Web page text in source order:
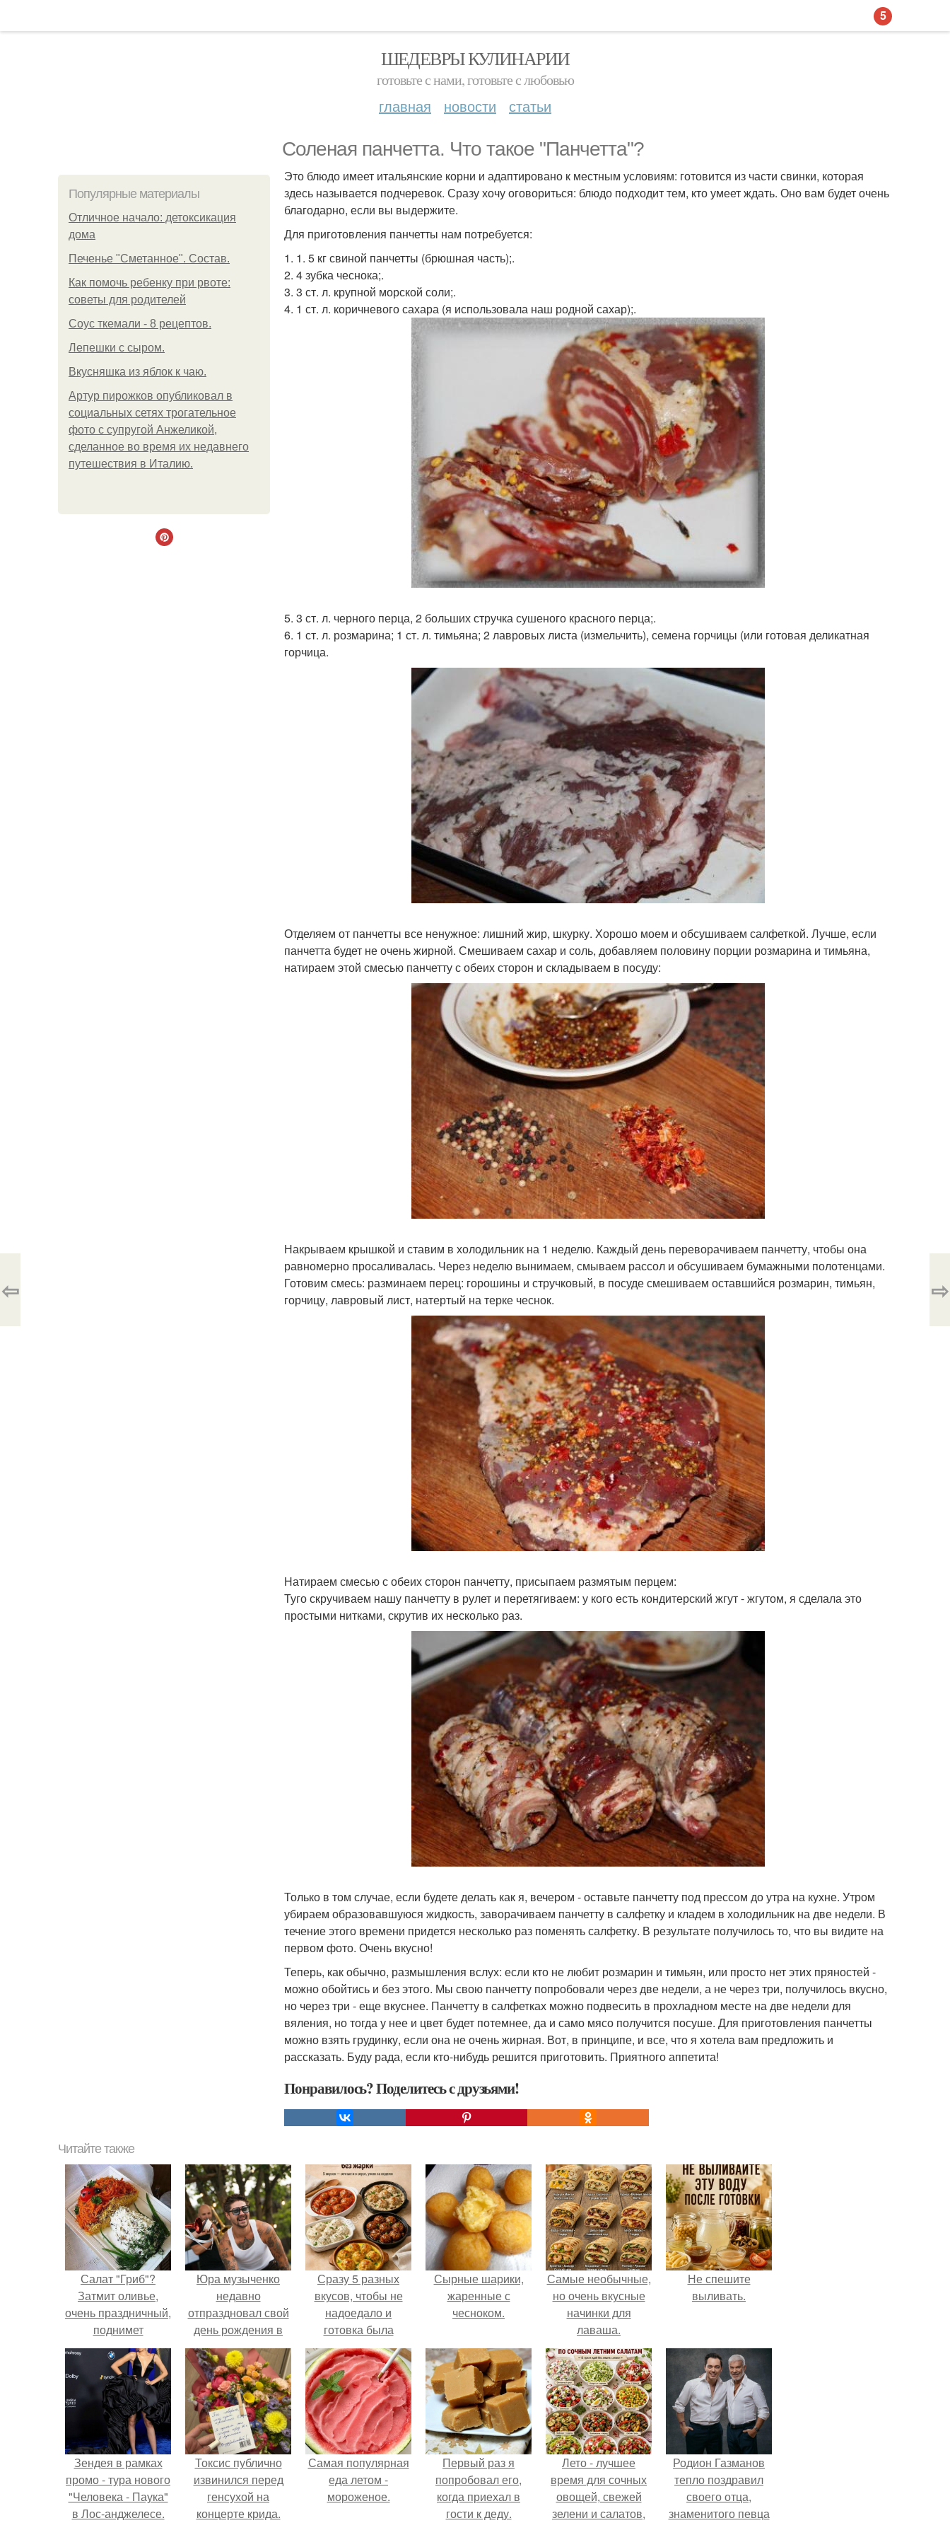
ШЕДЕВРЫ КУЛИНАРИИ
готовьте с нами, готовьте с любовью
главная новости статьи
Соленая панчетта. Что такое "Панчетта"?
Популярные материалы
Отличное начало: детоксикация
дома
Печенье "Сметанное". Состав.
Как помочь ребенку при рвоте:
советы для родителей
Соус ткемали - 8 рецептов.
Лепешки с сыром.
Вкусняшка из яблок к чаю.
Артур пирожков опубликовал в
социальных сетях трогательное
фото с супругой Анжеликой,
сделанное во время их недавнего
путешествия в Италию.
Это блюдо имеет итальянские корни и адаптировано к местным условиям: готовится из части свинки, которая
здесь называется подчеревок. Сразу хочу оговориться: блюдо подходит тем, кто умеет ждать. Оно вам будет очень
благодарно, если вы выдержите.
Для приготовления панчетты нам потребуется:
1. 1. 5 кг свиной панчетты (брюшная часть);.
2. 4 зубка чеснока;.
3. 3 ст. л. крупной морской соли;.
4. 1 ст. л. коричневого сахара (я использовала наш родной сахар);.
5. 3 ст. л. черного перца, 2 больших стручка сушеного красного перца;.
6. 1 ст. л. розмарина; 1 ст. л. тимьяна; 2 лавровых листа (измельчить), семена горчицы (или готовая деликатная
горчица.
Отделяем от панчетты все ненужное: лишний жир, шкурку. Хорошо моем и обсушиваем салфеткой. Лучше, если
панчетта будет не очень жирной. Смешиваем сахар и соль, добавляем половину порции розмарина и тимьяна,
натираем этой смесью панчетту с обеих сторон и складываем в посуду:
Накрываем крышкой и ставим в холодильник на 1 неделю. Каждый день переворачиваем панчетту, чтобы она
равномерно просаливалась. Через неделю вынимаем, смываем рассол и обсушиваем бумажными полотенцами.
Готовим смесь: разминаем перец: горошины и стручковый, в посуде смешиваем оставшийся розмарин, тимьян,
горчицу, лавровый лист, натертый на терке чеснок.
Натираем смесью с обеих сторон панчетту, присыпаем размятым перцем:
Туго скручиваем нашу панчетту в рулет и перетягиваем: у кого есть кондитерский жгут - жгутом, я сделала это
простыми нитками, скрутив их несколько раз.
Только в том случае, если будете делать как я, вечером - оставьте панчетту под прессом до утра на кухне. Утром
убираем образовавшуюся жидкость, заворачиваем панчетту в салфетку и кладем в холодильник на две недели. В
течение этого времени придется несколько раз поменять салфетку. В результате получилось то, что вы видите на
первом фото. Очень вкусно!
Теперь, как обычно, размышления вслух: если кто не любит розмарин и тимьян, или просто нет этих пряностей -
можно обойтись и без этого. Мы свою панчетту попробовали через две недели, а не через три, получилось вкусно,
но через три - еще вкуснее. Панчетту в салфетках можно подвесить в прохладном месте на две недели для
вяления, но тогда у нее и цвет будет потемнее, да и само мясо получится посуше. Для приготовления панчетты
можно взять грудинку, если она не очень жирная. Вот, в принципе, и все, что я хотела вам предложить и
рассказать. Буду рада, если кто-нибудь решится приготовить. Приятного аппетита!
Понравилось? Поделитесь с друзьями!
⇦ ⇨
Читайте также
Салат "Гриб"?
Затмит оливье,
очень праздничный,
поднимет
настроение всех
гостей.
Юра музыченко
недавно
отпраздновал свой
день рождения в
кругу самых
близких и родных
людей.
Сразу 5 разных
вкусов, чтобы не
надоедало и
готовка была
проще.
Сырные шарики,
жаренные с
чесноком.
Самые необычные,
но очень вкусные
начинки для
лаваша.
Не спешите
выливать.
Зендея в рамках
промо - тура нового
"Человека - Паука"
в Лос-анджелесе.
Токсис публично
извинился перед
генсухой на
концерте крида.
Самая популярная
еда летом -
мороженое.
Первый раз я
попробовал его,
когда приехал в
гости к деду.
Лето - лучшее
время для сочных
овощей, свежей
зелени и салатов,
Родион Газманов
тепло поздравил
своего отца,
знаменитого певца
5